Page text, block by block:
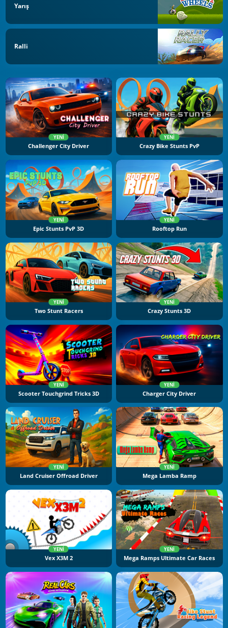
Yarış
Ralli
YENI
Challenger City Driver
YENI
Crazy Bike Stunts PvP
YENI
Epic Stunts PvP 3D
YENI
Rooftop Run
YENI
Two Stunt Racers
YENI
Crazy Stunts 3D
YENI
Scooter Touchgrind Tricks 3D
YENI
Charger City Driver
YENI
Land Cruiser Offroad Driver
YENI
Mega Lamba Ramp
YENI
Vex X3M 2
YENI
Mega Ramps Ultimate Car Races